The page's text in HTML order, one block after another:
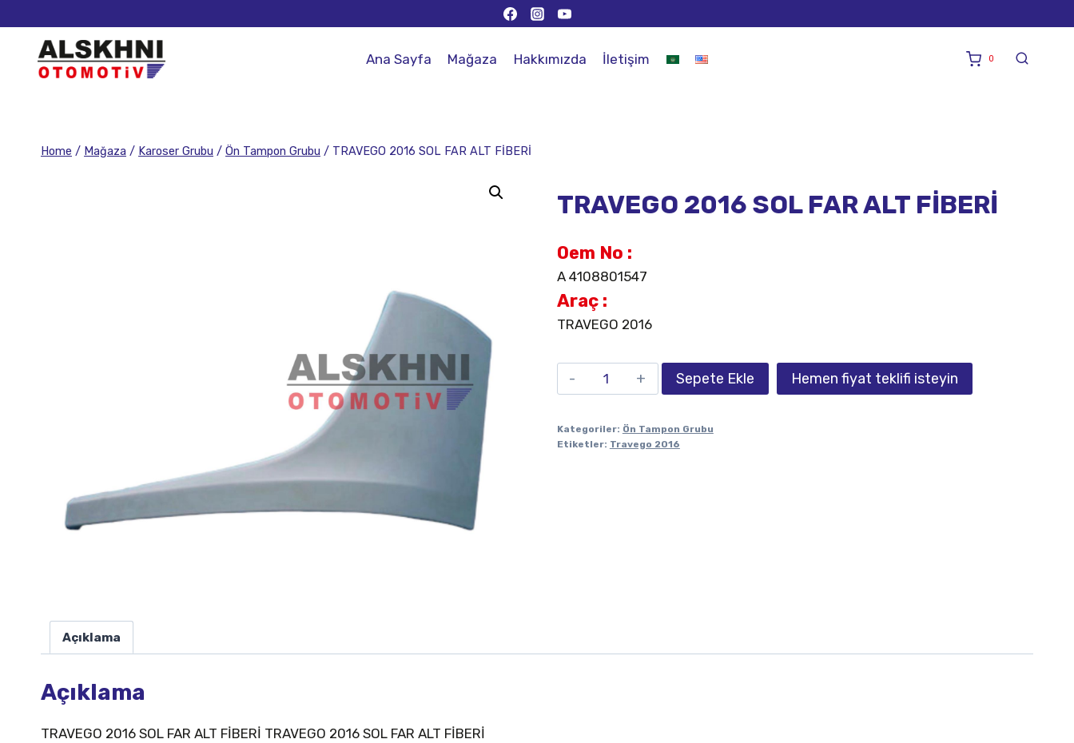
Ana Sayfa Mağaza Hakkımızda İletişim 0
Home / Mağaza / Karoser Grubu / Ön Tampon Grubu / TRAVEGO 2016 SOL FAR ALT FİBERİ
TRAVEGO 2016 SOL FAR ALT FİBERİ
Oem No :
A 4108801547
Araç :
TRAVEGO 2016
Sepete Ekle Hemen fiyat teklifi isteyin
Kategoriler: Ön Tampon Grubu
Etiketler: Travego 2016
Açıklama
Açıklama
TRAVEGO 2016 SOL FAR ALT FİBERİ TRAVEGO 2016 SOL FAR ALT FİBERİ